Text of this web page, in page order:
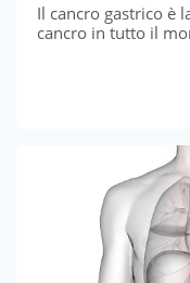
Il cancro gastrico è
cancro in tutto il